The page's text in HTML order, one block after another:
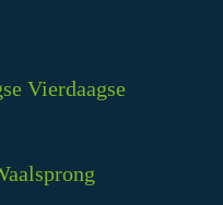
Vierdaagse